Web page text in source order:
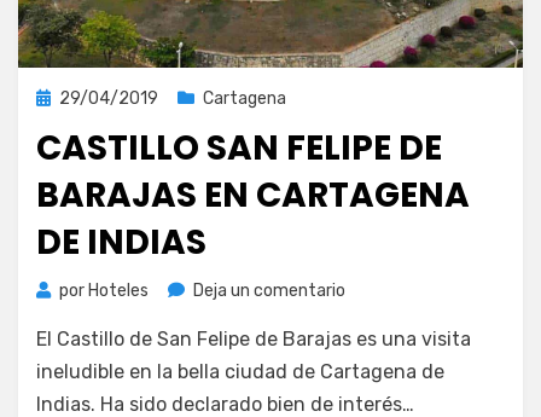
Publicada
29/04/2019 Cartagena
CASTILLO SAN FELIPE DE
BARAJAS EN CARTAGENA
DE INDIAS
por Hoteles Deja un comentario
San
Felipe
de
El Castillo de San Felipe de Barajas es una visita
ineludible en la bella ciudad de Cartagena de
Indias. Ha sido declarado bien de interés…